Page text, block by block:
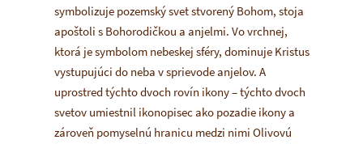
symbolizuje pozemský svet stvorený Bohom, stoja
apoštoli s Bohorodičkou a anjelmi. Vo vrchnej,
ktorá je symbolom nebeskej sféry, dominuje Kristus
vystupujúci do neba v sprievode anjelov. A
uprostred týchto dvoch rovín ikony – týchto dvoch
svetov umiestnil ikonopisec ako pozadie ikony a
zároveň pomyselnú hranicu medzi nimi Olivovú